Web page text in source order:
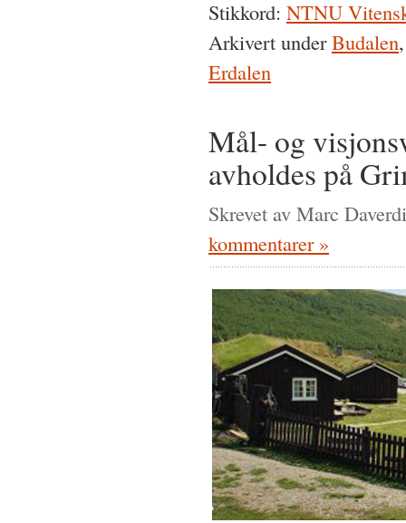
Stikkord: NTNU
Arkivert underBudalen
Erdalen
Mål- og
avholdes på
Skrevet av Marc
kommentarer »